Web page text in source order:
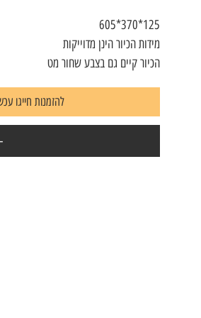
125*370*605
מידות הכיור הינן מדוייקות
הכיור קיים גם בצבע שחור מט
להזמנות חייגו עכשיו 073-